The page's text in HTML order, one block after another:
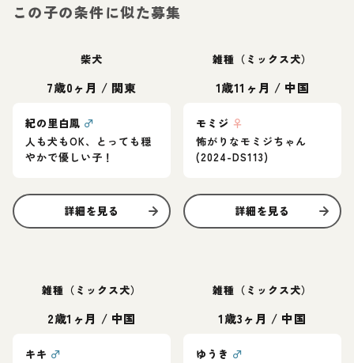
この子の条件に似た募集
柴犬
7歳0ヶ月 / 関東
紀の里白鳳 ♂
人も犬もOK、とっても穏
やかで優しい子！
詳細を見る
雑種（ミックス犬）
1歳11ヶ月 / 中国
モミジ ♀
怖がりなモミジちゃん
(2024-DS113)
詳細を見る
雑種（ミックス犬）
2歳1ヶ月 / 中国
キキ ♂
雑種（ミックス犬）
1歳3ヶ月 / 中国
ゆうき ♂